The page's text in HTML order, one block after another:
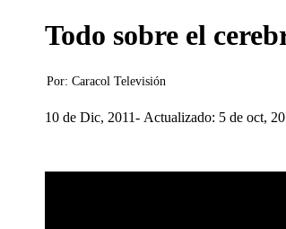
Todo sobre el
Por: Caracol Televisión
10 de Dic, 2011 Actualizado: 5 de oct,